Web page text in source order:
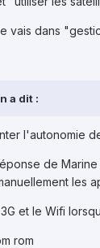
vais dans
a dit :
l'autonomie
de
les
et le Wifi
rom